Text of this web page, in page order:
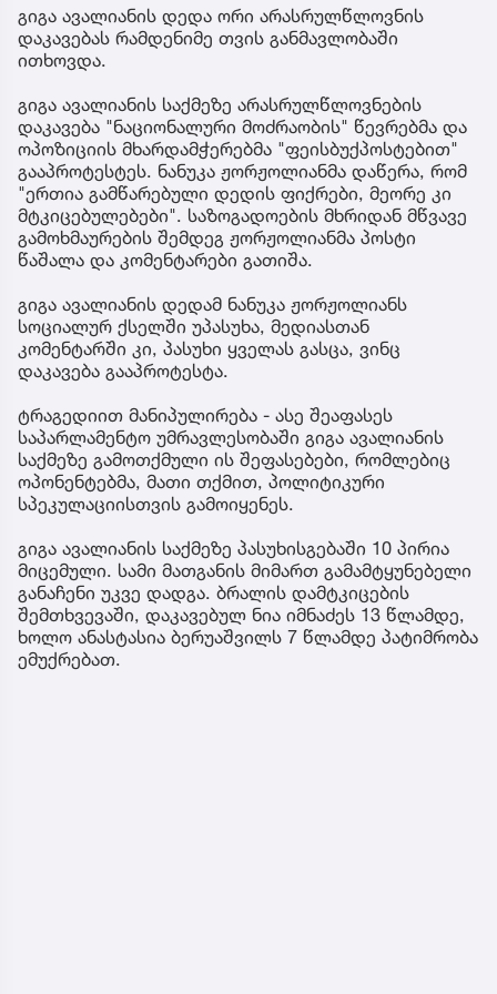
გიგა ავალიანის დედა ორი არასრულწლოვნის
დაკავებას რამდენიმე თვის განმავლობაში
ითხოვდა.
გიგა ავალიანის საქმეზე არასრულწლოვნების
დაკავება "ნაციონალური მოძრაობის" წევრებმა და
ოპოზიციის მხარდამჭერებმა "ფეისბუქპოსტებით"
გააპროტესტეს. ნანუკა ჟორჟოლიანმა დაწერა, რომ
"ერთია გამწარებული დედის ფიქრები, მეორე კი
მტკიცებულებები". საზოგადოების მხრიდან მწვავე
გამოხმაურების შემდეგ ჟორჟოლიანმა პოსტი
წაშალა და კომენტარები გათიშა.
გიგა ავალიანის დედამ ნანუკა ჟორჟოლიანს
სოციალურ ქსელში უპასუხა, მედიასთან
კომენტარში კი, პასუხი ყველას გასცა, ვინც
დაკავება გააპროტესტა.
ტრაგედიით მანიპულირება - ასე შეაფასეს
საპარლამენტო უმრავლესობაში გიგა ავალიანის
საქმეზე გამოთქმული ის შეფასებები, რომლებიც
ოპონენტებმა, მათი თქმით, პოლიტიკური
სპეკულაციისთვის გამოიყენეს.
გიგა ავალიანის საქმეზე პასუხისგებაში 10 პირია
მიცემული. სამი მათგანის მიმართ გამამტყუნებელი
განაჩენი უკვე დადგა. ბრალის დამტკიცების
შემთხვევაში, დაკავებულ ნია იმნაძეს 13 წლამდე,
ხოლო ანასტასია ბერუაშვილს 7 წლამდე პატიმრობა
ემუქრებათ.